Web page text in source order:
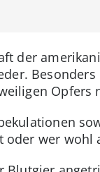
der
Opfers
wer wohl